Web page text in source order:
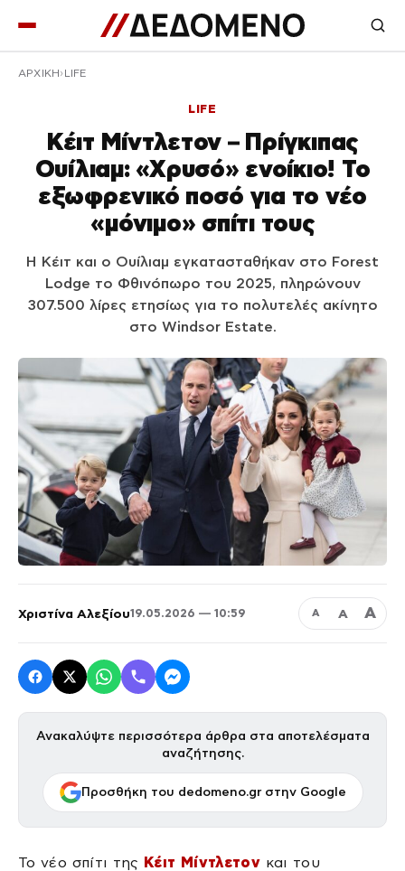
ΑΡΧΙΚΉ LIFE
LIFE
Κέιτ Μίντλετον – Πρίγκιπας
Ουίλιαμ: «Χρυσό» ενοίκιο! Το
εξωφρενικό ποσό για το νέο
«μόνιμο» σπίτι τους
Η Κέιτ και ο Ουίλιαμ εγκατασταθήκαν στο Forest
Lodge το Φθινόπωρο του 2025, πληρώνουν
307.500 λίρες ετησίως για το πολυτελές ακίνητο
στο Windsor Estate.
Χριστίνα Αλεξίου19.05.2026 — 10:59 Α Α Α
Ανακαλύψτε περισσότερα άρθρα στα αποτελέσματα
αναζήτησης.
Προσθήκη του dedomeno.gr στην Google
Το νέο σπίτι της Κέιτ Μίντλετον και του